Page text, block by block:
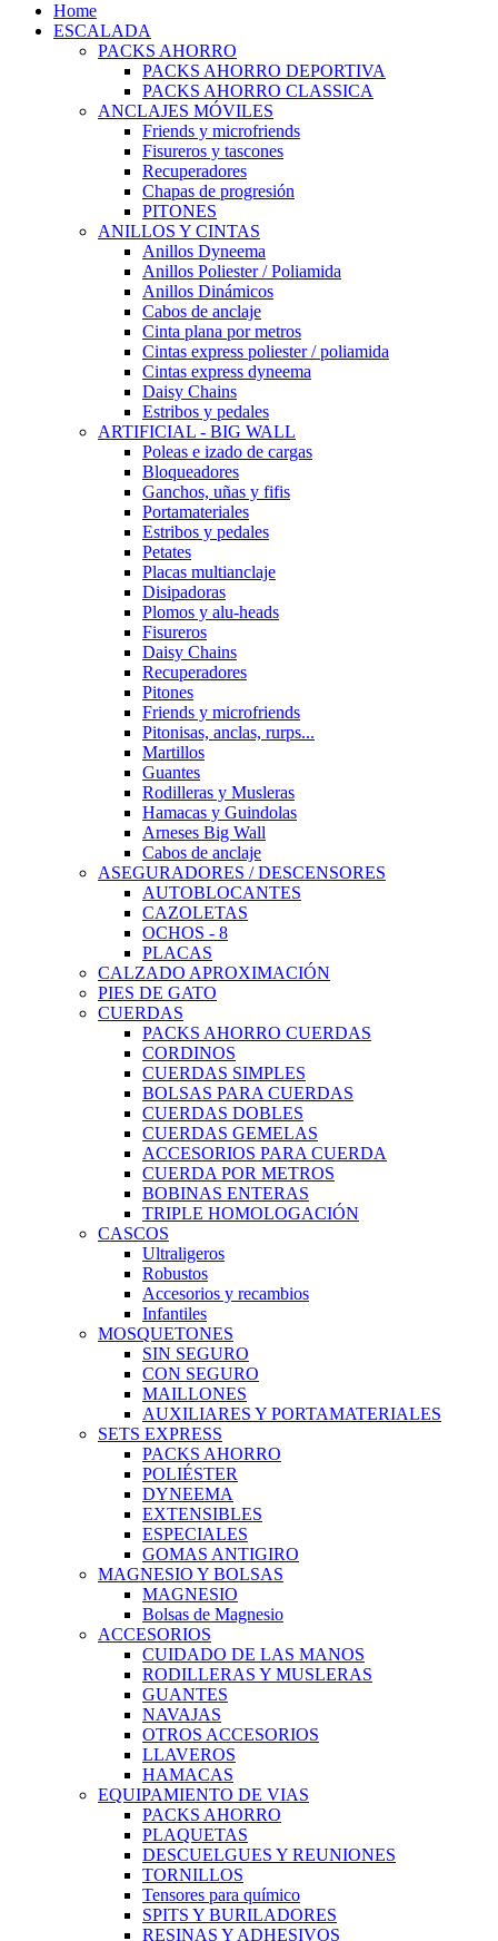
Home
ESCALADA
PACKS AHORRO
PACKS AHORRO DEPORTIVA
PACKS AHORRO CLASSICA
ANCLAJES MÓVILES
Friends y microfriends
Fisureros y tascones
Recuperadores
Chapas de progresión
PITONES
ANILLOS Y CINTAS
Anillos Dyneema
Anillos Poliester / Poliamida
Anillos Dinámicos
Cabos de anclaje
Cinta plana por metros
Cintas express poliester / poliamida
Cintas express dyneema
Daisy Chains
Estribos y pedales
ARTIFICIAL - BIG WALL
Poleas e izado de cargas
Bloqueadores
Ganchos, uñas y fifis
Portamateriales
Estribos y pedales
Petates
Placas multianclaje
Disipadoras
Plomos y alu-heads
Fisureros
Daisy Chains
Recuperadores
Pitones
Friends y microfriends
Pitonisas, anclas, rurps...
Martillos
Guantes
Rodilleras y Musleras
Hamacas y Guindolas
Arneses Big Wall
Cabos de anclaje
ASEGURADORES / DESCENSORES
AUTOBLOCANTES
CAZOLETAS
OCHOS - 8
PLACAS
CALZADO APROXIMACIÓN
PIES DE GATO
CUERDAS
PACKS AHORRO CUERDAS
CORDINOS
CUERDAS SIMPLES
BOLSAS PARA CUERDAS
CUERDAS DOBLES
CUERDAS GEMELAS
ACCESORIOS PARA CUERDA
CUERDA POR METROS
BOBINAS ENTERAS
TRIPLE HOMOLOGACIÓN
CASCOS
Ultraligeros
Robustos
Accesorios y recambios
Infantiles
MOSQUETONES
SIN SEGURO
CON SEGURO
MAILLONES
AUXILIARES Y PORTAMATERIALES
SETS EXPRESS
PACKS AHORRO
POLIÉSTER
DYNEEMA
EXTENSIBLES
ESPECIALES
GOMAS ANTIGIRO
MAGNESIO Y BOLSAS
MAGNESIO
Bolsas de Magnesio
ACCESORIOS
CUIDADO DE LAS MANOS
RODILLERAS Y MUSLERAS
GUANTES
NAVAJAS
OTROS ACCESORIOS
LLAVEROS
HAMACAS
EQUIPAMIENTO DE VIAS
PACKS AHORRO
PLAQUETAS
DESCUELGUES Y REUNIONES
TORNILLOS
Tensores para químico
SPITS Y BURILADORES
RESINAS Y ADHESIVOS